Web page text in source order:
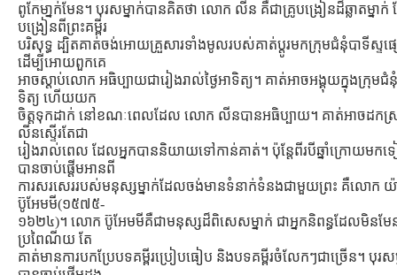
ពូកែមា្នក់មែន។ បុរសម្នាក់បានគិតថា លោក លីន គឺជាគ្រូបង្រៀនដ៏ឆ្លាតម្នាក់
បង្រៀនពីព្រះគម្ពីរ
បរិសុទ្ធ ដ្បិតគាត់ចង់អោយគ្រួសារទាំងមូលរបស់គាត់ប្ដូរមកក្រុមជំនុំបាទីស្ទផ្
ដើម្បីអោយពួកគេ
អាចស្ដាប់លោក អធិប្បាយជារៀងរាល់ថ្ងៃអាទិត្យ។ គាត់អាចអង្គុយក្នុងក្រុមជំនុំ
ទិត្យ ហើយយក
ចិត្ដទុកដាក់ នៅខណៈពេលដែល លោក លីនបានអធិប្បាយ។ គាត់អាចដក
លីនស្ទើរតែជា
រៀងរាល់ពេល ដែលអ្នកបាននិយាយទៅកាន់គាត់។ ប៉ុន្ដែពីរបីឆ្នាំក្រោយមកទ
បានចាប់ផ្ដើមអានពី
ការសរសេររបស់មនុស្សម្នាក់ដែលចង់មានទំនាក់ទំនងជាមួយព្រះ គឺលោក
ប៊ូអែមមី(១៥៧៥-
១៦២៤)។ លោក ប៊ូអែមមីគឺជាមនុស្សដ៏ពិសេសម្នាក់ ជាអ្នកនិពន្ធដែលមិនមែន
ប្រពៃណីយ តែ
គាត់មានការបកប្រែបទគម្ពីរប្រៀបធៀប និងបទគម្ពីរចំលែកៗជាច្រើន។ បុរសម្